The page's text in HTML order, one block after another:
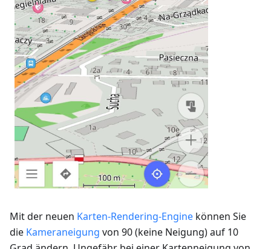
Mit der neuen Karten-Rendering-Engine können Sie
die Kameraneigung von 90 (keine Neigung) auf 10